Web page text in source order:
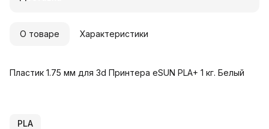
О товаре Характеристики
Пластик 1.75 мм для 3d Принтера eSUN PLA+ 1 кг. Белый
PLA